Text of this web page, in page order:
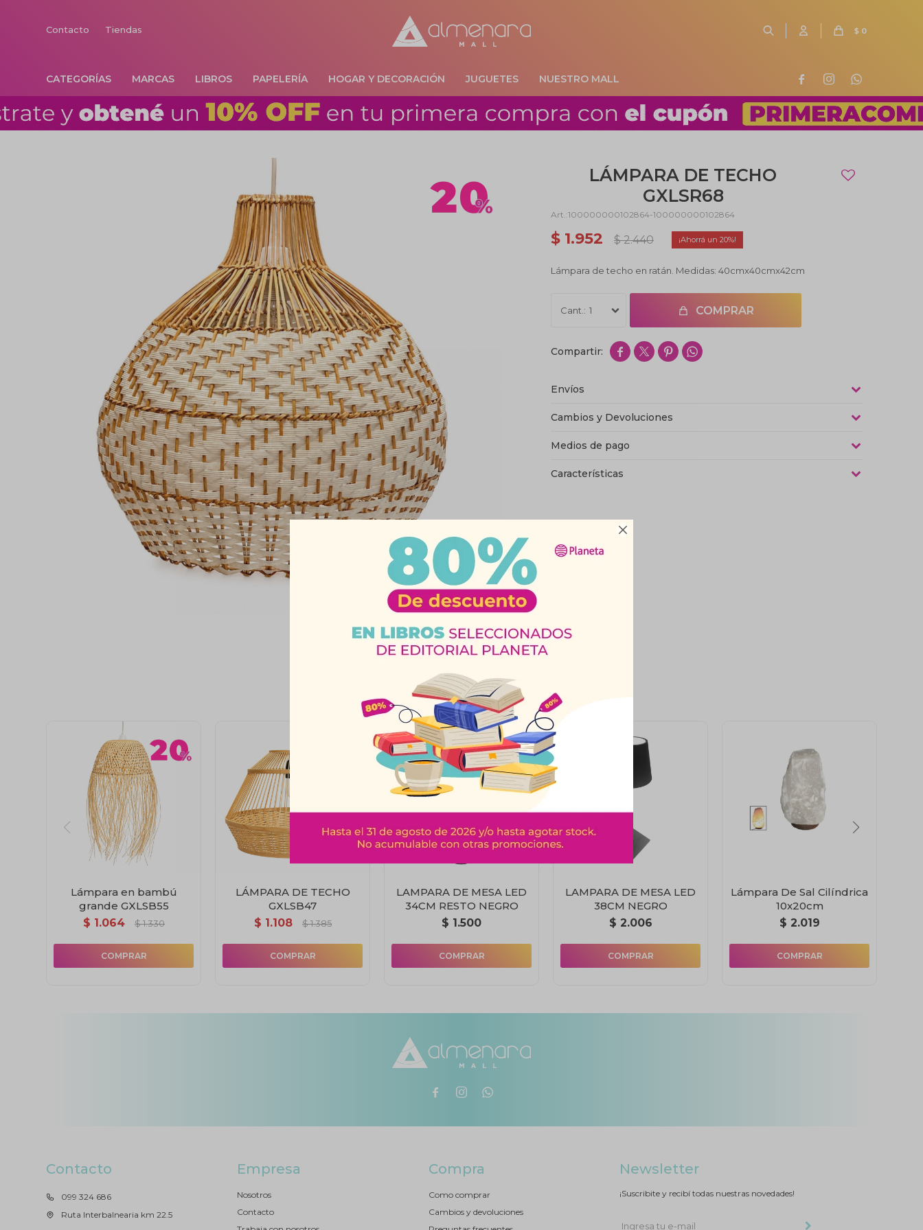

CATEGORÍAS MARCAS LIBROS PAPELERÍA HOGAR Y DECORACIÓN JUGUETES NUESTRO MALL
$ 0
  
Contacto Tiendas
LÁMPARA DE TECHO
GXLSR68
100000000102864-100000000102864
$ 1.952 $ 2.440 20
Lámpara de techo en ratán. Medidas: 40cmx40cmx42cm
1 COMPRAR
   
Envíos
Cambios y Devoluciones
Medios de pago
Características
Productos que te pueden interesar
Lámpara en bambú
grande GXLSB55
$ 1.064 $ 1.330
LÁMPARA DE TECHO
GXLSB47
$ 1.108 $ 1.385
LAMPARA DE MESA LED
34CM RESTO NEGRO
$ 1.500
LAMPARA DE MESA LED
38CM NEGRO
$ 2.006
Lámpara De Sal Cilíndrica
10x20cm
$ 2.019
  
Contacto
099 324 686
Ruta Interbalnearia km 22.5
Empresa
Nosotros
Contacto
Compra
Como comprar
Cambios y devoluciones
Newsletter
¡Suscribite y recibí todas nuestras novedades!